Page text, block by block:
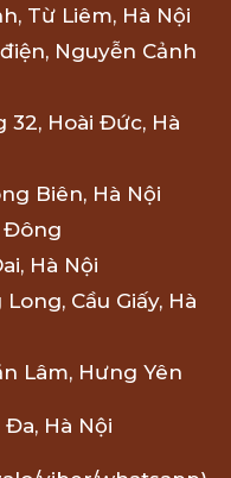
Từ Liêm, Hà Nội
Nguyễn Cảnh
32, Hoài Đức, Hà
Biên, Hà Nội
Đông
Hà Nội
Cầu Giấy, Hà
Lâm, Hưng Yên
Đa, Hà Nội